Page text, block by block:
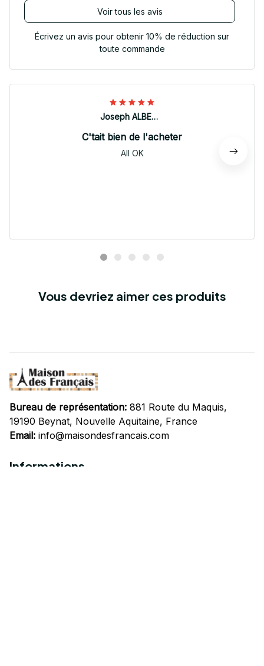
Voir tous les avis
Écrivez un avis pour obtenir 10% de réduction sur
toute commande
Joseph ALBERTINI
C'tait bien de l'acheter
All OK
Vous devriez aimer ces produits
Bureau de représentation: 881 Route du Maquis,
19190 Beynat, Nouvelle Aquitaine, France
Email: info@maisondesfrancais.com
Informations